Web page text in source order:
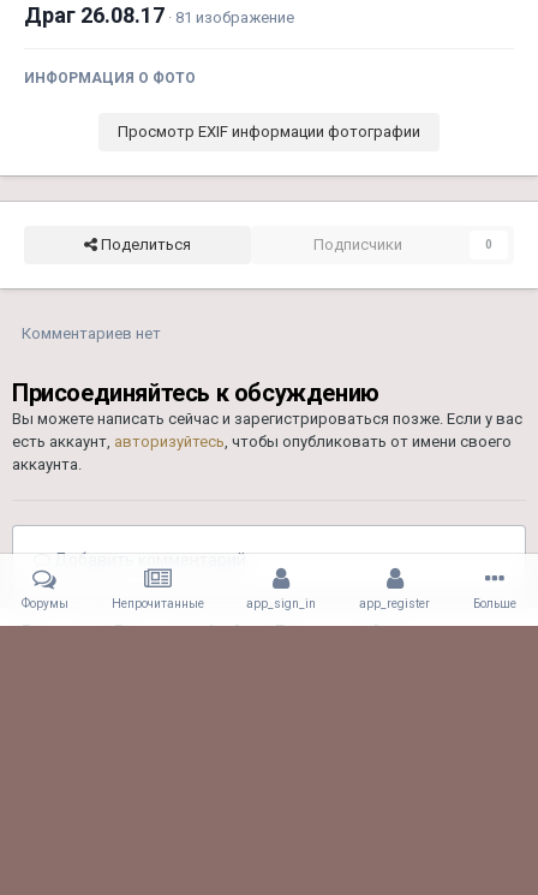
Драг 26.08.17 · 81 изображение
ИНФОРМАЦИЯ О ФОТО
Просмотр EXIF информации фотографии
Поделиться Подписчики 0
Комментариев нет
Присоединяйтесь к обсуждению
Вы можете написать сейчас и зарегистрироваться позже. Если у вас
есть аккаунт, авторизуйтесь , чтобы опубликовать от имени своего
аккаунта.
Добавить комментарий...
Главная Галерея Альбомы Пользователей
Форумы Непрочитанные app_sign_in app_register Больше